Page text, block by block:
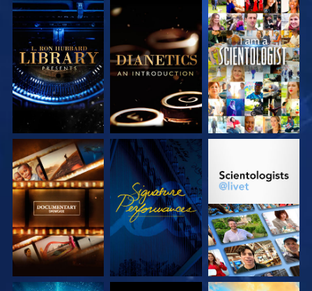
UTFORSKA
SERIEN
UTFORSKA
SERIEN
TITTA
UTFORSKA
SERIEN
TITTA
UTFORSKA